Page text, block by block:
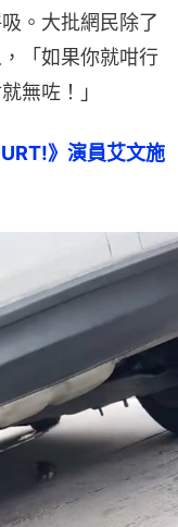
。大批網民除了
「如果你就咁行
無咗！」
》演員艾文施